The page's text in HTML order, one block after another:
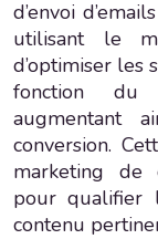
d’envoi
utilisant le
d’optimiser les
fonction du
augmentant
conversion.
marketing de
pour qualifier
contenu